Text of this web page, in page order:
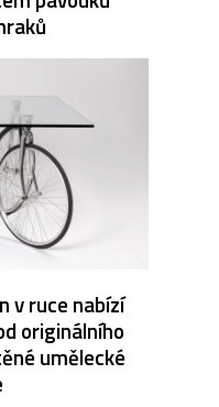
v ruce nabízí
originálního
umělecké